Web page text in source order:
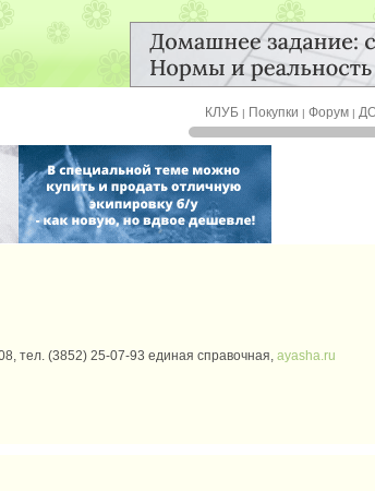
КЛУБ | Покупки | Форум |
тел. (3852) 25-07-93 единая справочная, ayasha.ru